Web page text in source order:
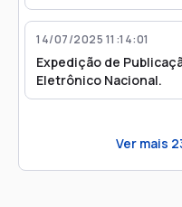
14/07/2025 11:14:01
Expedição de
Eletrônico Nacional.
Ver mais